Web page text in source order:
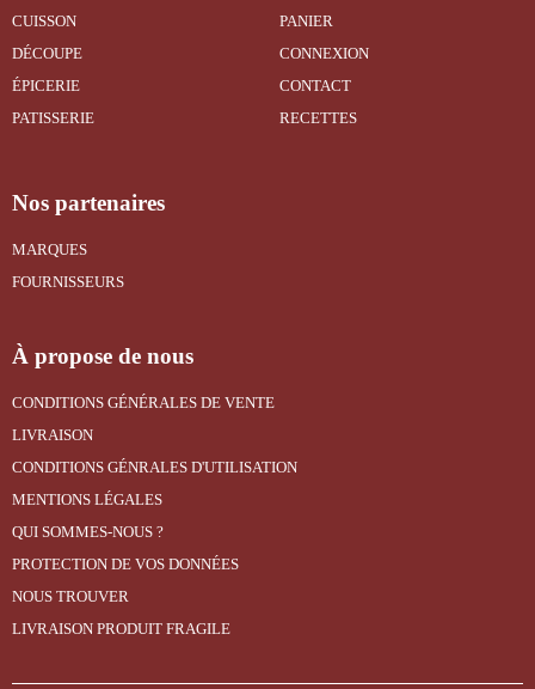
CUISSON
DÉCOUPE
ÉPICERIE
PATISSERIE
PANIER
CONNEXION
CONTACT
RECETTES
Nos partenaires
MARQUES
FOURNISSEURS
À propose de nous
CONDITIONS GÉNÉRALES DE VENTE
LIVRAISON
CONDITIONS GÉNRALES D'UTILISATION
MENTIONS LÉGALES
QUI SOMMES-NOUS ?
PROTECTION DE VOS DONNÉES
NOUS TROUVER
LIVRAISON PRODUIT FRAGILE